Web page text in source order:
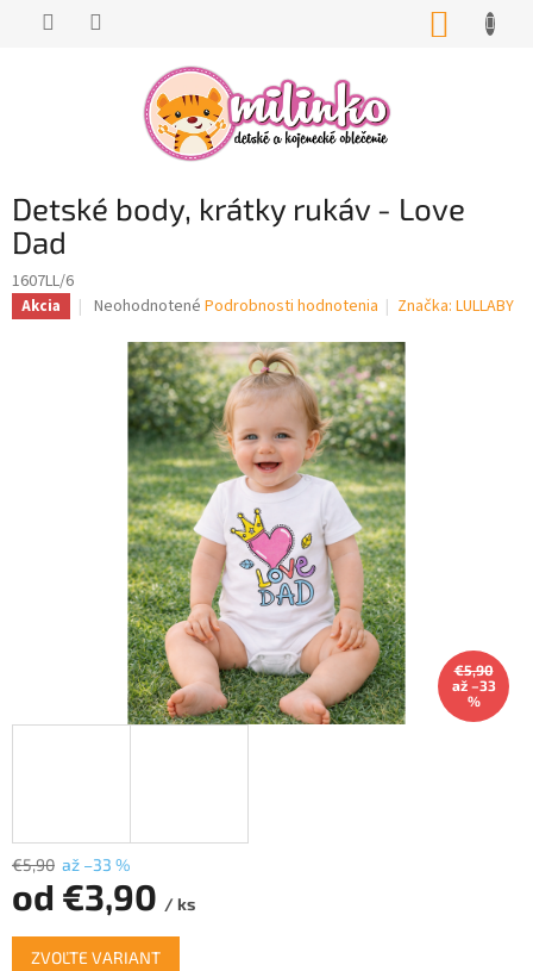
Detské body, krátky rukáv - Love
Dad
1607LL/6
Akcia
Priemerné
produktu
hviezdičiek.
Neohodnotené Podrobnosti hodnotenia Značka:LULLABY
€5,90
až –33
%
€5,90 až –33 %
od €3,90 / ks
Jednotková
cena:
ZVOĽTE VARIANT